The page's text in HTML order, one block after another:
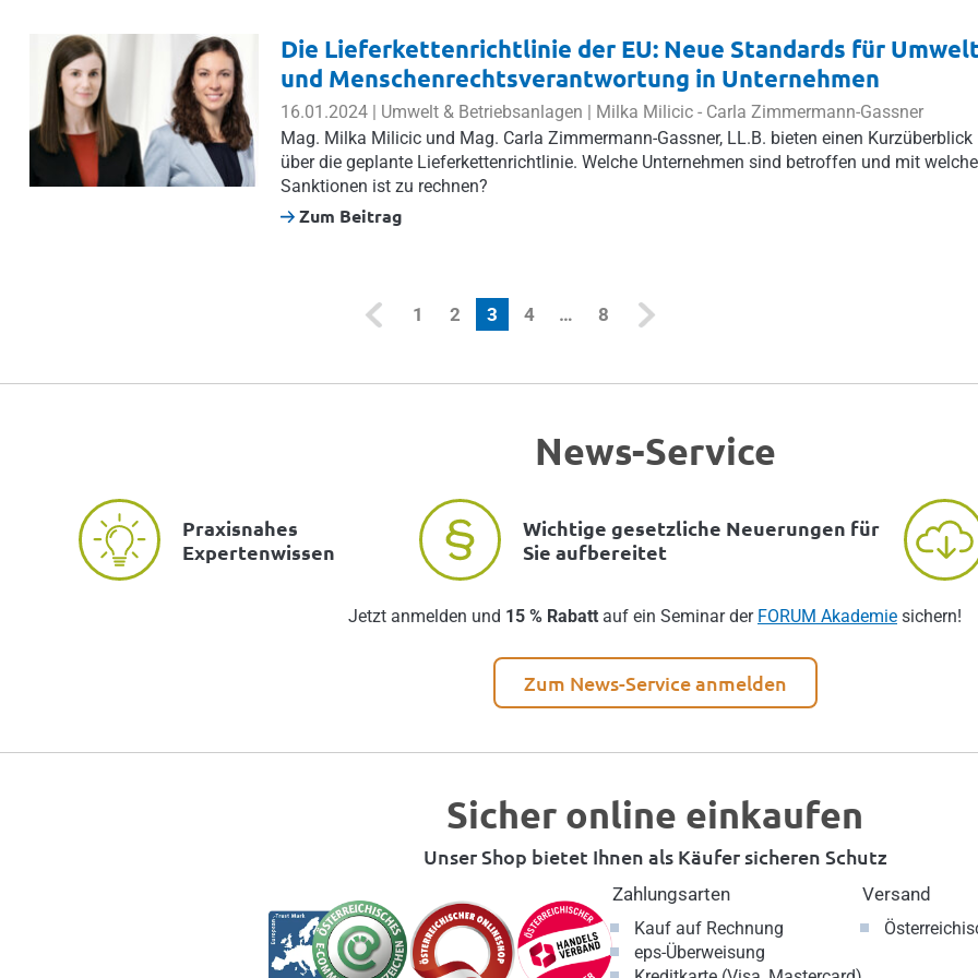
Die Lieferkettenrichtlinie der EU: Neue Standards für
und Menschenrechtsverantwortung in Unternehmen
16.01.2024 | Umwelt & Betriebsanlagen | Milka Milicic - Carla Zimmermann-Gassner
Mag. Milka Milicic und Mag. Carla Zimmermann-Gassner, LL.B. bieten einen Kurzüberblick
über die geplante Lieferkettenrichtlinie. Welche Unternehmen sind betroffen und mit
Sanktionen ist zu rechnen?
Zum Beitrag
1 2 3(current)
4 … 8
News-Service
Praxisnahes
Expertenwissen
Wichtige gesetzliche Neuerungen für
Sie aufbereitet
Jetzt anmelden und 15 % Rabatt auf ein Seminar der FORUM Akademie sichern!
Zum News-Service anmelden
Sicher online einkaufen
Unser Shop bietet Ihnen als Käufer sicheren Schutz
Zahlungsarten
Kauf auf Rechnung
eps-Überweisung
Versand